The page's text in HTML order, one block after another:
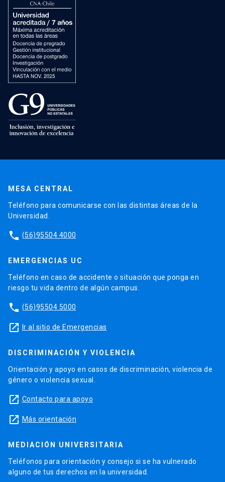
MESA CENTRAL
Teléfono para comunicarse con las distintas áreas de la
Universidad.
phone (56)95504 4000
EMERGENCIAS UC
Teléfono en caso de accidente o situación que ponga en
riesgo tu vida dentro de algún campus.
phone (56)95504 5000
launch Ir al sitio de Emergencias
DISCRIMINACIÓN Y VIOLENCIA
Orientación y apoyo en casos de discriminación, violencia de
género o violencia sexual.
launch Contacto para apoyo
launch Más orientación
MEDIACIÓN UNIVERSITARIA
Teléfonos para orientación y consejo si se ha vulnerado
alguno de tus derechos en la universidad.